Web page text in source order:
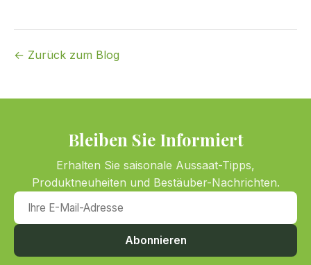
← Zurück zum Blog
Bleiben Sie Informiert
Erhalten Sie saisonale Aussaat-Tipps,
Produktneuheiten und Bestäuber-Nachrichten.
Ihre E-Mail-Adresse
Abonnieren